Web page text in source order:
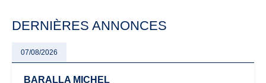
DERNIÈRES ANNONCES
07/08/2026
BARALLA MICHEL